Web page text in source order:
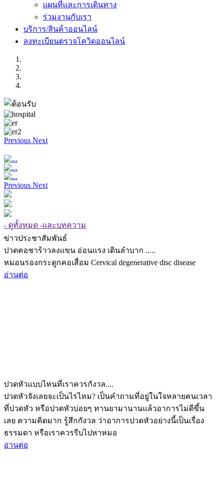
แผนที่และการเดินทาง
ร่วมงานกับเรา
บริการ/สินค้าออนไลน์
ลงทะเบียนตรวจโควิดออนไลน์
Previous Next
Previous Next
- ดูทั้งหมด -และบทความ
ข่าวประชาสัมพันธ์
ปวดคอชาร้าวลงแขน อ่อนแรง เดินลำบาก .....
หมอนรองกระดูกคอเสื่อม Cervical degenerative disc disease
อ่านต่อ
ปวดหัวแบบไหนที่เราควรกังวล....
ปวดหัวจังเลยจะเป็นไรไหม? เป็นคำถามที่อยู่ในใจหลายคนเวลา
ที่ปวดหัว หรือปวดหัวบ่อยๆ ทานยามานานแล้วอาการไม่ดีขึ้น
เลย ความคิดมาก รู้สึกกังวล ว่าอาการปวดหัวอย่างนี้เป็นเรื่อง
ธรรมดา หรือเราควรรีบไปหาหมอ
อ่านต่อ